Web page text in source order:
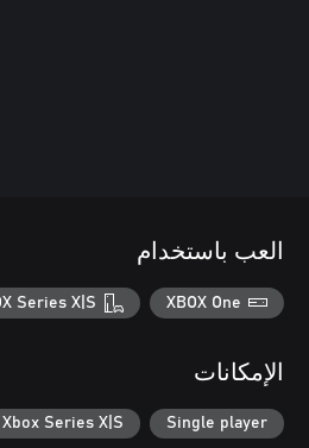
العب باستخدام
XBOX One
Series X|S
الإمكانات
Single player
Series X|S